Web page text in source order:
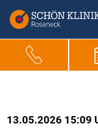
13.05.2026 15:09